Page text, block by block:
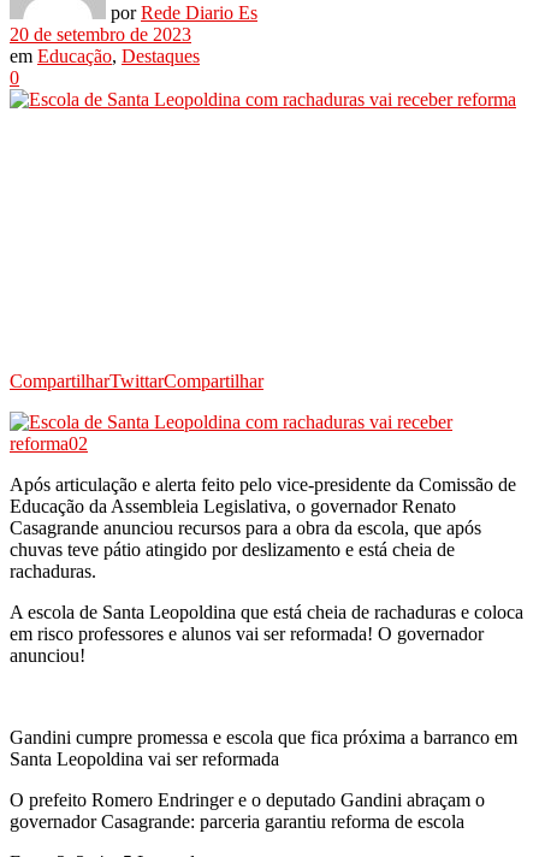
por Rede Diario Es
20 de setembro de 2023
em Educação, Destaques
0
CompartilharTwittarCompartilhar
Após articulação e alerta feito pelo vice-presidente da Comissão de
Educação da Assembleia Legislativa, o governador Renato
Casagrande anunciou recursos para a obra da escola, que após
chuvas teve pátio atingido por deslizamento e está cheia de
rachaduras.
A escola de Santa Leopoldina que está cheia de rachaduras e coloca
em risco professores e alunos vai ser reformada! O governador
anunciou!
Gandini cumpre promessa e escola que fica próxima a barranco em
Santa Leopoldina vai ser reformada
O prefeito Romero Endringer e o deputado Gandini abraçam o
governador Casagrande: parceria garantiu reforma de escola